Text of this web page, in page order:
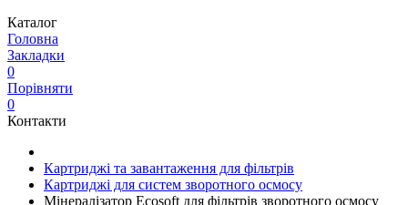
Каталог
Головна
Закладки
0
Порівняти
0
Контакти
Картриджі та завантаження для фільтрів
Картриджі для систем зворотного осмосу
Мінералізатор Ecosoft для фільтрів зворотного осмосу